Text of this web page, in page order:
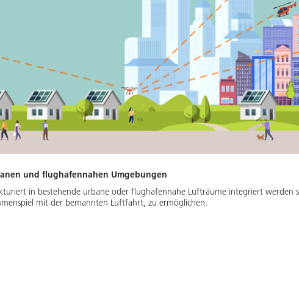
und flughafennahen Umgebungen
in bestehende urbane oder flughafennahe Lufträume integriert werden
mit der bemannten Luftfahrt, zu ermöglichen.